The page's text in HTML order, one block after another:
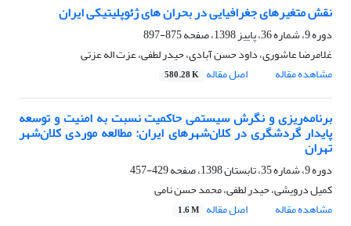
نقش متغیرهای جغرافیایی در بحران های ژئوپلیتیکی ایران
دوره 9، شماره 36، پاییز 1398، صفحه
875-897
غلامرضا عاشوری، داود حسن آبادی، حیدر لطفی، عزت اله عزتی
مشاهده مقاله
اصل مقاله 580.28 K
برنامه‌ریزی و نگرش سیستمی حاکمیت نسبت به امنیت و توسعه
پایدار گردشگری در کلان‌شهرهای ایران: مطالعه موردی کلان‌شهر
تهران
دوره 9، شماره 35، تابستان 1398، صفحه
429-457
کمیل درویشی، حیدر لطفی، محمد حسن نامی
مشاهده مقاله
اصل مقاله 1.6 M